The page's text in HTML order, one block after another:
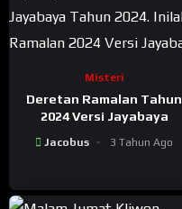
Misteri
Deretan Ramalan Tahun
2024 Versi Jayabaya
Jacobus 3 Tahun Ago